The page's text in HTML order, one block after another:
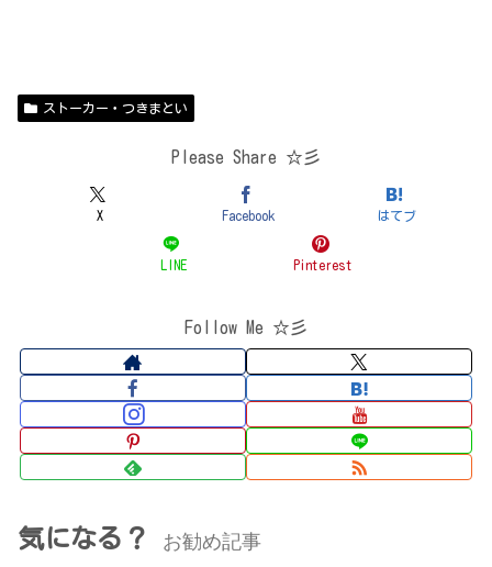
ストーカー・つきまとい
Please Share ☆彡
X Facebook はてブ
LINE Pinterest
Follow Me ☆彡
気になる？ お勧め記事